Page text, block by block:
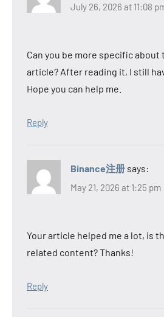
July 26, 2026 at 11:08
Can you be more specific
article? After reading it, I still
Hope you can help me.
Reply
Binance注册 says:
May 21, 2026 at 1:25 pm
Your article helped me a lot, is
related content? Thanks!
Reply